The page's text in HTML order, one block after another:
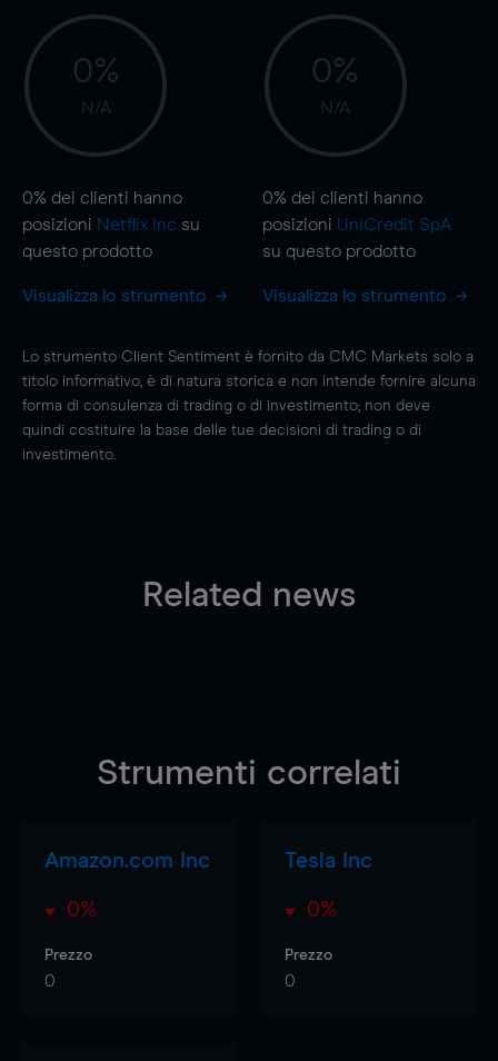
0%
N/A
0% dei clienti hanno
posizioni Netflix Inc su
questo prodotto
Visualizza lo strumento
0%
N/A
0% dei clienti hanno
posizioni UniCredit SpA
su questo prodotto
Visualizza lo strumento
Lo strumento Client Sentiment è fornito da CMC Markets solo a
titolo informativo, è di natura storica e non intende fornire alcuna
forma di consulenza di trading o di investimento; non deve
quindi costituire la base delle tue decisioni di trading o di
investimento.
Related news
Strumenti correlati
Amazon.com Inc
0%
Prezzo
0
Tesla Inc
0%
Prezzo
0